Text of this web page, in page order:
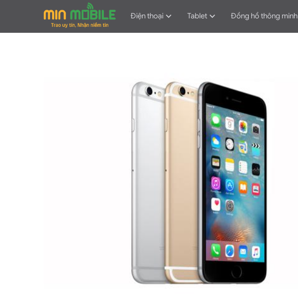
Điện thoại Tablet Đồng hồ thông minh